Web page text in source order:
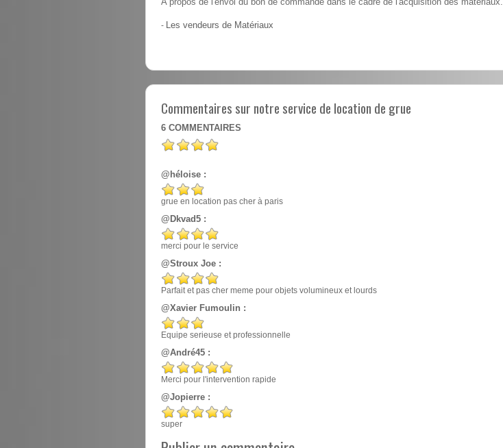
A propos de l'envoi du bon de commande dans le cadre de l'acquisition des matériaux.
- Les vendeurs de Matériaux
Commentaires sur notre service de location de grue
6 COMMENTAIRES
@héloise :
grue en location pas cher à paris
@Dkvad5 :
merci pour le service
@Stroux Joe :
Parfait et pas cher meme pour objets volumineux et lourds
@Xavier Fumoulin :
Equipe serieuse et professionnelle
@André45 :
Merci pour l'intervention rapide
@Jopierre :
super